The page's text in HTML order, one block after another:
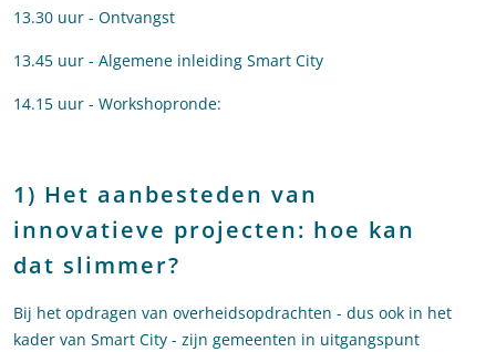
13.30 uur - Ontvangst
13.45 uur - Algemene inleiding Smart City
14.15 uur - Workshopronde:
1) Het aanbesteden van
innovatieve projecten: hoe kan
dat slimmer?
Bij het opdragen van overheidsopdrachten - dus ook in het
kader van Smart City - zijn gemeenten in uitgangspunt